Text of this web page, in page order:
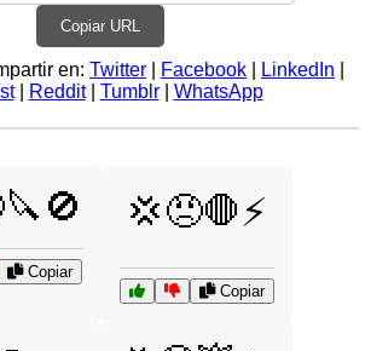
Copiar URL
en: Twitter Facebook LinkedIn
| Reddit| Tumblr| WhatsApp
Copiar
💢😠🛑⚡
Copiar